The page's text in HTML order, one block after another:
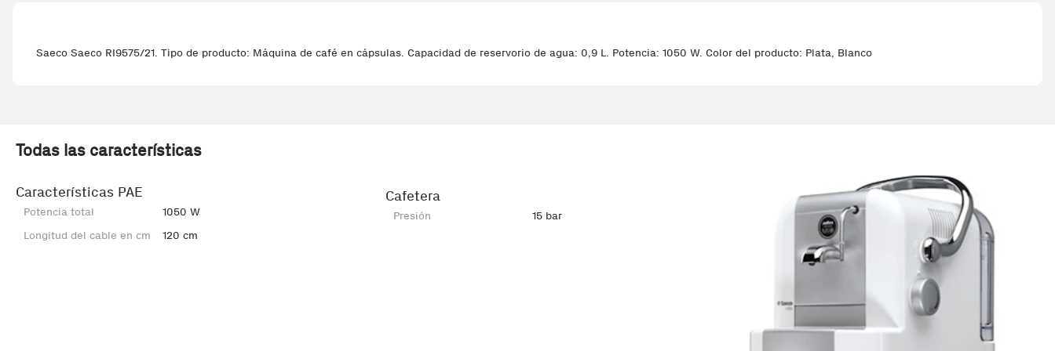
Saeco Saeco RI9575/21. Tipo de producto: Máquina de café en cápsulas. Capacidad de reservorio de agua: 0,9 L. Potencia: 1050 W. Color del producto: Plata, Blanco
Todas las características
Características PAE
Potencia total
1050 W
Longitud del cable en cm
120 cm
Cafetera
Presión 15 bar